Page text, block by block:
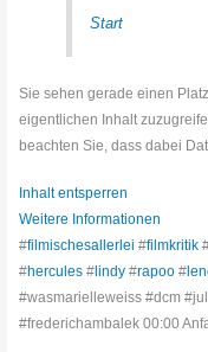
Start
Sie sehen gerade einen
eigentlichen Inhalt
beachten Sie, dass dabei
Inhalt entsperren
Weitere Informationen
#filmischesallerlei #filmkritik
#hercules # lindy #rapoo #
#wasmarielleweiss #dcm
#frederichambalek 00:00